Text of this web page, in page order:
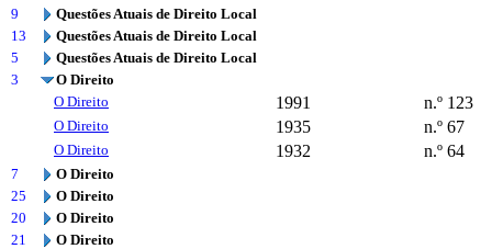
9
Questões Atuais de Direito Local
13
Questões Atuais de Direito Local
5
Questões Atuais de Direito Local
3
O Direito
O Direito
1991 n.º 123
O Direito 1935 n.º 67
O Direito 1932 n.º 64
7
O Direito
25
O Direito
20
O Direito
21
O Direito